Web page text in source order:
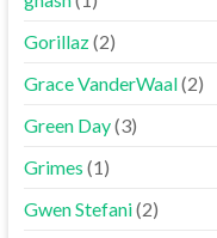
Gorillaz(2)
Grace VanderWaal(2)
Green Day(3)
Grimes (1)
Gwen Stefani(2)